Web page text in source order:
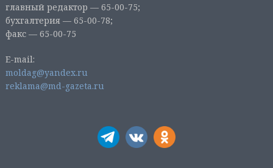
главный редактор — 65-00-75;
бухгалтерия — 65-00-78;
факс — 65-00-75
E-mail:
moldag@yandex.ru
reklama@md-gazeta.ru